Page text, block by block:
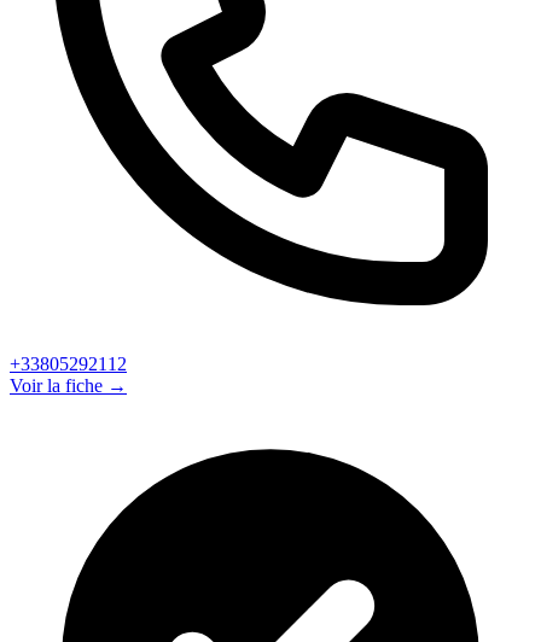
+33805292112
Voir la fiche →